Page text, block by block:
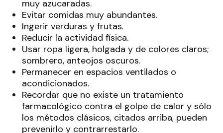
muy azucaradas.
Evitar comidas muy abundantes.
Ingerir verduras y frutas.
Reducir la actividad física.
Usar ropa ligera, holgada y de colores claros;
sombrero, anteojos oscuros.
Permanecer en espacios ventilados o
acondicionados.
Recordar que no existe un tratamiento
farmacológico contra el golpe de calor y sólo
los métodos clásicos, citados arriba, pueden
prevenirlo y contrarrestarlo.